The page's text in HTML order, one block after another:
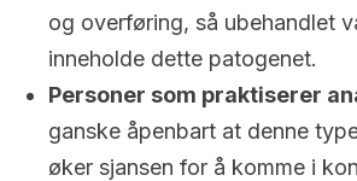
og overføring, så ubehandlet
inneholde dette patogenet.
Personer som praktiserer
ganske åpenbart at denne
øker sjansen for å komme i